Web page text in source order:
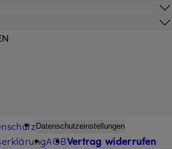
Datenschutzeinstellungen
AGBVertrag widerrufen